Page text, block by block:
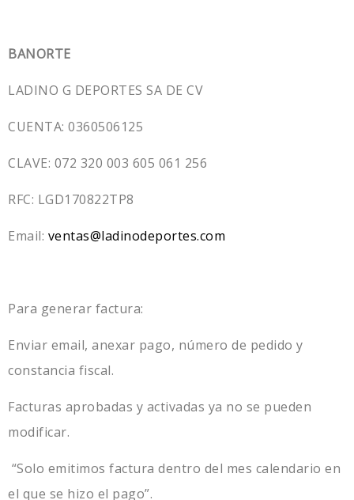
BANORTE
LADINO G DEPORTES SA DE CV
CUENTA: 0360506125
CLAVE: 072 320 003 605 061 256
RFC: LGD170822TP8
Email: ventas@ladinodeportes.com
Para generar factura:
Enviar email, anexar pago, número de pedido y
constancia fiscal.
Facturas aprobadas y activadas ya no se pueden
modificar.
“Solo emitimos factura dentro del mes calendario en
el que se hizo el pago”.